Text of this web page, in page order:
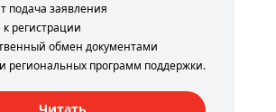
подача заявления
регистрации
обмен документами
региональных программ поддержки.